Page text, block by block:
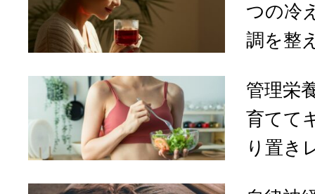
つの冷
調を整
管理栄
育てて
り置き